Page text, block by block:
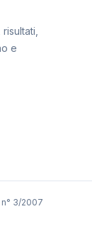
e
3/2007